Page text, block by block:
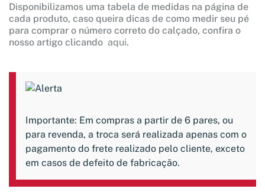
Disponibilizamos uma tabela de medidas na página de
cada produto, caso queira dicas de como medir seu pé
para comprar o número correto do calçado, confira o
nosso artigo clicando aqui.
Importante: Em compras a partir de 6 pares, ou
para revenda, a troca será realizada apenas com o
pagamento do frete realizado pelo cliente, exceto
em casos de defeito de fabricação.